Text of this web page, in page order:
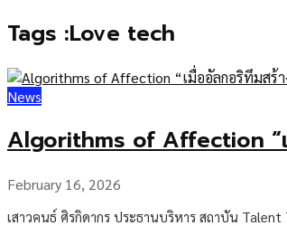
Tags :Love tech
News
Algorithms of Affection “
February 16, 2026
เสาวคนธ์ ศิรกิดากร ประธานบริหาร สถาบัน